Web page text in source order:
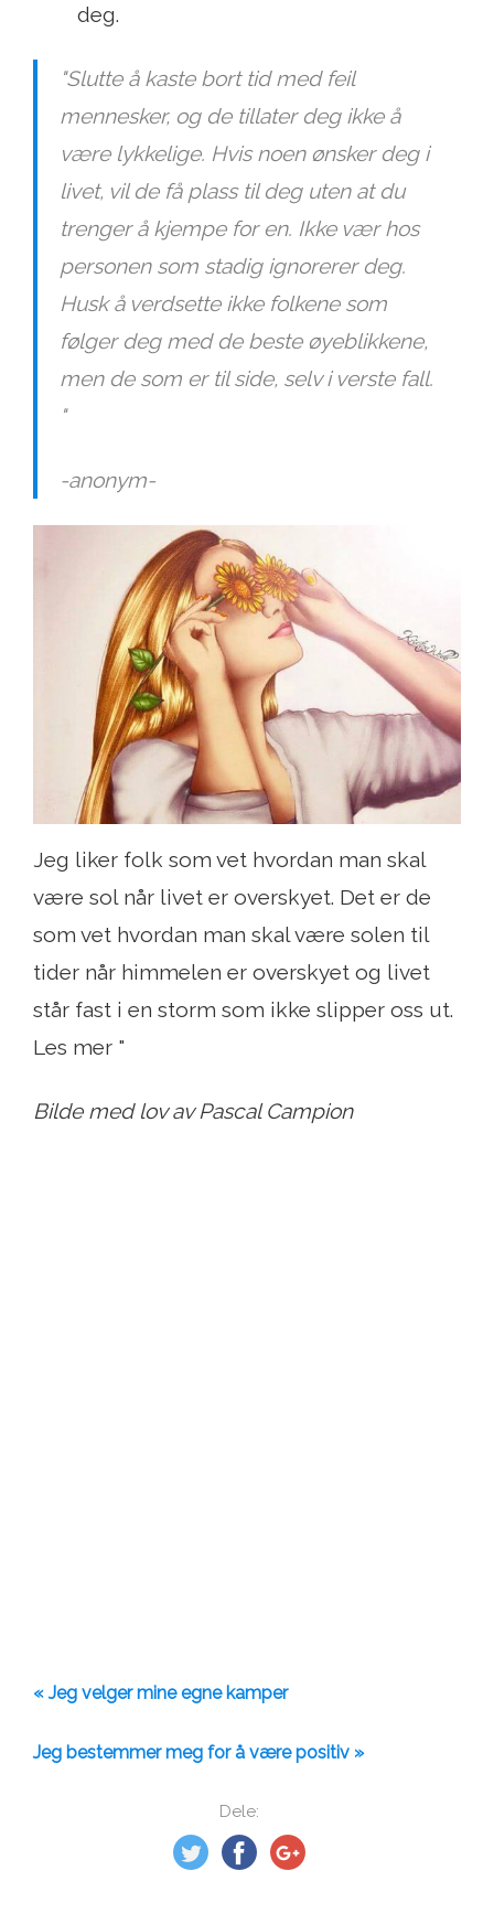
Dele:
deg.
"Slutte å kaste bort tid med feil
mennesker, og de tillater deg ikke å
være lykkelige. Hvis noen ønsker deg i
livet, vil de få plass til deg uten at du
trenger å kjempe for en. Ikke vær hos
personen som stadig ignorerer deg.
Husk å verdsette ikke folkene som
følger deg med de beste øyeblikkene,
men de som er til side, selv i verste fall.
"
-anonym-
Jeg liker folk som vet hvordan man skal
være sol når livet er overskyet. Det er de
som vet hvordan man skal være solen til
tider når himmelen er overskyet og livet
står fast i en storm som ikke slipper oss ut.
Les mer "
Bilde med lov av Pascal Campion
« Jeg velger mine egne kamper
Jeg bestemmer meg for å være positiv »